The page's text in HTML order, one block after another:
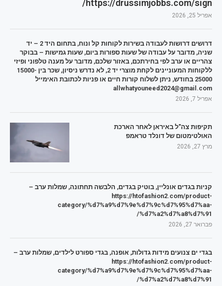
https://drussimjobbs.com/sign/
אפריל 25, 2026
דרושים דרושות לעבודה בשירות לקוחות קל ונוח, בתחום היד 2 – יד
שניה, מדובר על עבודה של שעות ספורות ביום, שעות גמישות – בבוקר
צהריים או ערב לפי בחירתכם, באזור שלכם, מדובר על מענה טלפוני ופיזי
ללקוחות המעוניינים לקחת מוצרי יד 2, לא נדרש ניסיון, שכר בין 15000-
25000 בחודש, ניתן לשלוח קורות חיים או פניות לכתובת האימייל
allwhatyouneed2024@gmail.com
אפריל 7, 2026
תקיפות צה"ל באיראן לאחר הארכת
האולטימטום של דונלד טראמפ
מרץ 27, 2026
קניות בגדים אונליין, בוטיק בגדים, הלבשה תחתונה, שמלות ערב –
https://htofashion2.com/product-
category/%d7%a9%d7%9e%d7%9c%d7%95%d7%aa-
%d7%a2%d7%a8%d7%91/
פברואר 27, 2026
בגדי ים צנועים מידות גדולות, אופנה, בגדי ספורט לילדים, שמלות ערב –
https://htofashion2.com/product-
category/%d7%a9%d7%9e%d7%9c%d7%95%d7%aa-
%d7%a2%d7%a8%d7%91/